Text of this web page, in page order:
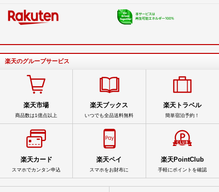
楽天のグループサービス
楽天市場
商品数は1億点以上
楽天ブックス
いつでも全品送料無料
楽天トラベル
簡単宿泊予約！
楽天カード
スマホでカンタン申込
楽天ペイ
スマホをお財布に
楽天PointClub
手軽にポイントを確認